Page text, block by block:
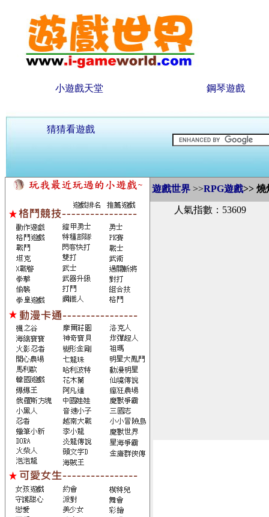
小遊戲天堂 鋼琴遊戲
猜猜看遊戲
遊戲世界 >>RPG遊戲>> 燒
人氣指數：53609